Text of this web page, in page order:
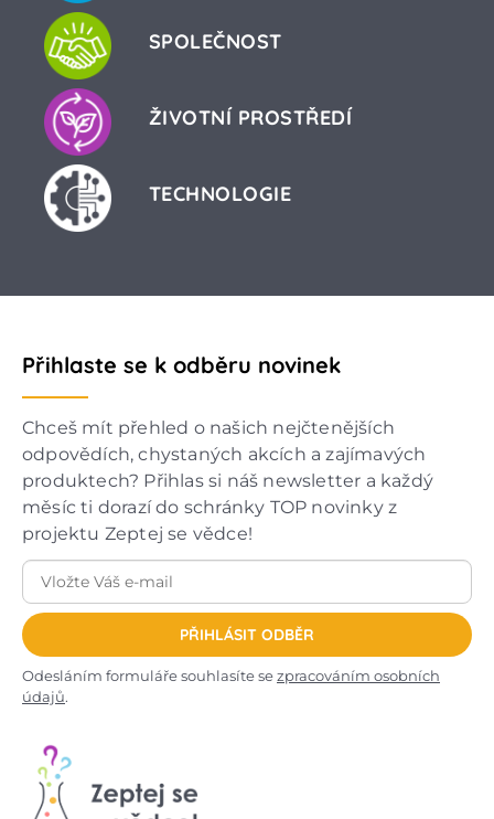
SPOLEČNOST
ŽIVOTNÍ PROSTŘEDÍ
TECHNOLOGIE
Přihlaste se k odběru novinek
Chceš mít přehled o našich nejčtenějších
odpovědích, chystaných akcích a zajímavých
produktech? Přihlas si náš newsletter a každý
měsíc ti dorazí do schránky TOP novinky z
projektu Zeptej se vědce!
PŘIHLÁSIT ODBĚR
Odesláním formuláře souhlasíte sezpracováním osobních
údajů.